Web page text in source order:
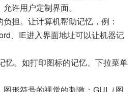
许用户定制界面。
担。让计算机帮助记忆，例：
、IE进入界面地址可以让机器记
。如打印图标的记忆、下拉菜单